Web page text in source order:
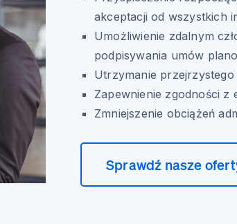
akceptacji od wszystkich
Umożliwienie zdalnym
podpisywania umów
Utrzymanie przejrzystego
Zapewnienie zgodności z
Zmniejszenie obciążeń
Sprawdź nasze